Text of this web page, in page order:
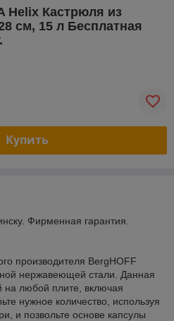
Helix Кастрюля из
см, 15 л Бесплатная
Купить
Фирменная гарантия.
производителя BergHOFF
нержавеющей стали. Данная
на любой плите, включая
нужное количество, используя
и позвольте основе капсулы